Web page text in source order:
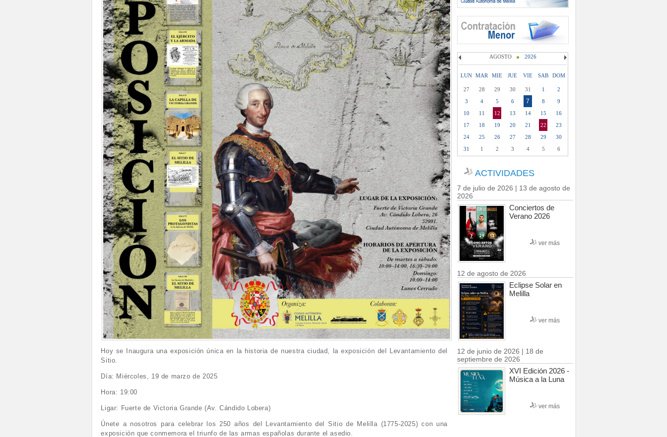
Hoy se Inaugura una exposición única en la historia de nuestra ciudad, la exposición del Levantamiento del
Sitio.
Día: Miércoles, 19 de marzo de 2025
Hora: 19:00
Ligar: Fuerte de Victoria Grande (Av. Cándido Lobera)
Únete a nosotros para celebrar los 250 años del Levantamiento del Sitio de Melilla (1775-2025) con una
exposición que conmemora el triunfo de las armas españolas durante el asedio.
AGOSTO 2026
LUN MAR MIE JUE VIE SAB DOM
27 28 29 30 31 1
2
3
4 5 6 7 8
9
10
11 12 13 14 15
16
17
18 19 20 21 22
23
24
25 26 27 28 29
30
31
1 2 3 4 5 6
ACTIVIDADES
7 de julio de 2026 | 13 de agosto de
2026
Conciertos de
Verano 2026
ver más
12 de agosto de 2026
Eclipse Solar en
Melilla
ver más
12 de junio de 2026 | 18 de
septiembre de 2026
XVI Edición 2026 -
Música a la Luna
ver más